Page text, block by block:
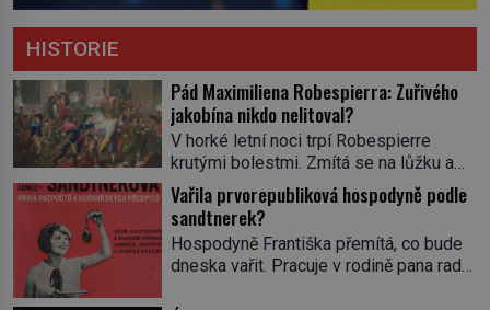
HISTORIE
Pád Maximiliena Robespierra: Zuřivého
jakobína nikdo nelitoval?
V horké letní noci trpí Robespierre
krutými bolestmi. Zmítá se na lůžku a
hlavou mu víří kolotoč myšlenek. Když
se probere z mdlob, vzpomene si na
jednu z pařížských jasnovidek, kterou
před lety navštívil. Prorokovala mu
tragický osud. Tehdy se jí vysmál.
Vařila prvorepubliková hospodyně podle
sandtnerek?
Hospodyně Františka přemítá, co bude
dneska vařit. Pracuje v rodině pana rady